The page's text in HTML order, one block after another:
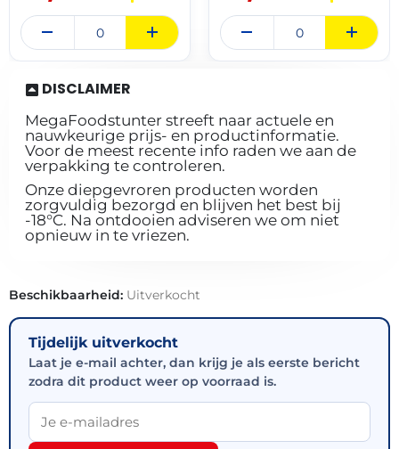
DISCLAIMER
MegaFoodstunter streeft naar actuele en
nauwkeurige prijs- en productinformatie.
Voor de meest recente info raden we aan de
verpakking te controleren.
Onze diepgevroren producten worden
zorgvuldig bezorgd en blijven het best bij
-18°C. Na ontdooien adviseren we om niet
opnieuw in te vriezen.
Beschikbaarheid: Uitverkocht
Tijdelijk uitverkocht
Laat je e-mail achter, dan krijg je als eerste bericht
zodra dit product weer op voorraad is.